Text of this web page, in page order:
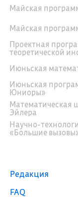
Майская
Майская
Проектная
теоретической
Июньская
Июньская
Юниоры»
Математическая
Эйлера
Научно-
«Большие
Редакция
FAQ